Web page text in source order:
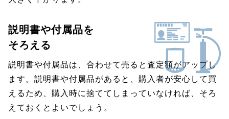
説明書や付属品を
そろえる
説明書や付属品は、合わせて売ると査定額がアップし
ます。説明書や付属品があると、購入者が安心して買
えるため、購入時に捨ててしまっていなければ、そろ
えておくとよいでしょう。